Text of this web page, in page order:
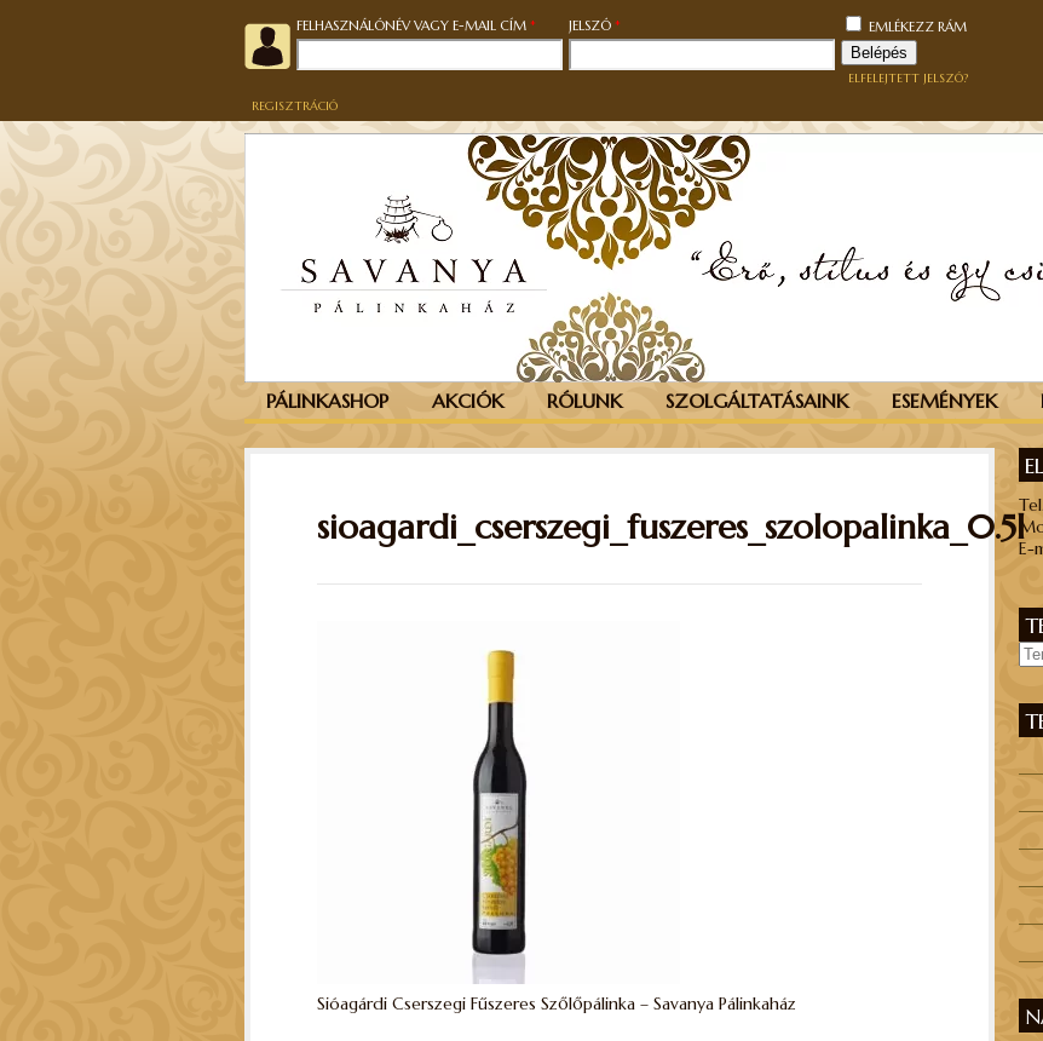
FELHASZNÁLÓNÉV VAGY E-MAIL CÍM * KÖTELEZŐ
JELSZÓ * EMLÉKEZZ RÁM
Belépés
ELFELEJTETT JELSZÓ?
REGISZTRÁCIÓ
PÁLINKASHOP AKCIÓK RÓLUNK SZOLGÁLTATÁSAINK ESEMÉNYEK
sioagardi_cserszegi_fuszeres_szolopalinka_0.5l
Sióagárdi Cserszegi Fűszeres Szőlőpálinka – Savanya Pálinkaház
E-